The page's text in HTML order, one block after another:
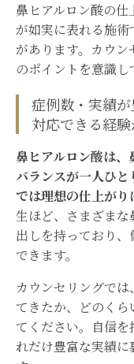
鼻ヒアルロン酸の
が如実に表れる施
があります。カウ
のポイントを意識し
症例数・実績
対応できる経験
鼻ヒアルロン酸は
バランスが一人ひ
では理想の仕上がり
生ほど、さまざま
出しを持っており
できます。
カウンセリングで
てきたか、どのく
てください。自信
れだけ豊富な実績